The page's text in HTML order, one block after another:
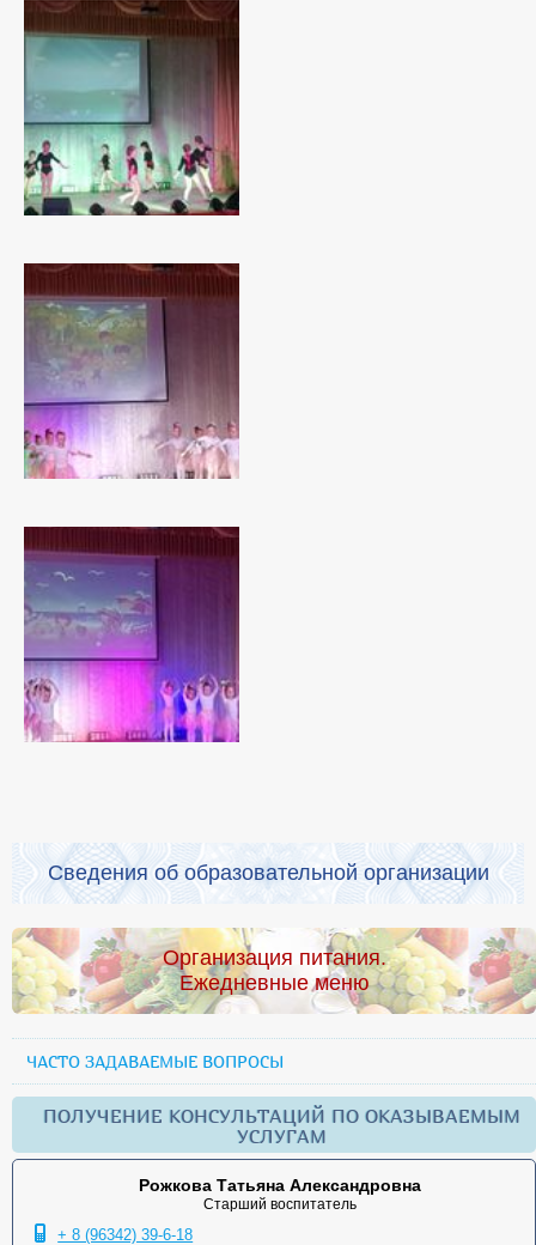
Сведения об образовательной организации
Организация питания.
Ежедневные меню
ЧАСТО ЗАДАВАЕМЫЕ ВОПРОСЫ
ПОЛУЧЕНИЕ КОНСУЛЬТАЦИЙ ПО ОКАЗЫВАЕМЫМ
УСЛУГАМ
Рожкова Татьяна Александровна
Старший воспитатель
+ 8 (96342) 39-6-18